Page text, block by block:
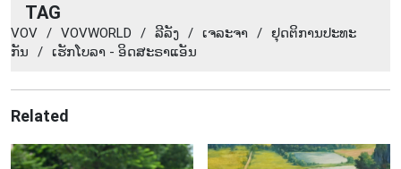
TAG
VOV / VOVWORLD / ລີ​ລັງ / ເຈ​ລະ​ຈາ /
ຢຸດ​ຕິ​ການ​ປະ​ທະ​
ກັນ
/ ເຮັກ​ໂບ​ລາ - ອິດ​ສະ​ຣາ​ແອັນ
Related